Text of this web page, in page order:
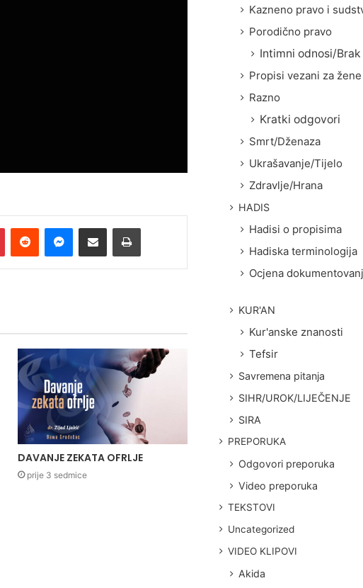
DAVANJE ZEKATA OFRLJE
prije 3 sedmice
Kazneno pravo i
Porodično pravo
Intimni odnosi/Brak
Propisi vezani za žene
Razno
Kratki odgovori
Smrt/Dženaza
Ukrašavanje/Tijelo
Zdravlje/Hrana
HADIS
Hadisi o propisima
Hadiska terminologija
Ocjena
KUR'AN
Kur'anske znanosti
Tefsir
Savremena pitanja
SIHR/UROK/LIJEČENJE
SIRA
PREPORUKA
Odgovori preporuka
Video preporuka
TEKSTOVI
Uncategorized
VIDEO KLIPOVI
Akida